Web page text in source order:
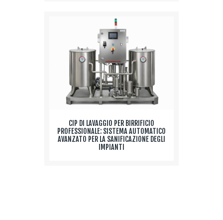
CIP DI LAVAGGIO PER BIRRIFICIO
PROFESSIONALE: SISTEMA AUTOMATICO
AVANZATO PER LA SANIFICAZIONE DEGLI
IMPIANTI